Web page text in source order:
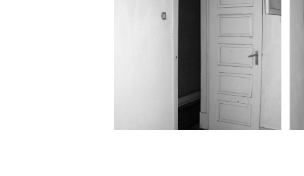
Situação anterior